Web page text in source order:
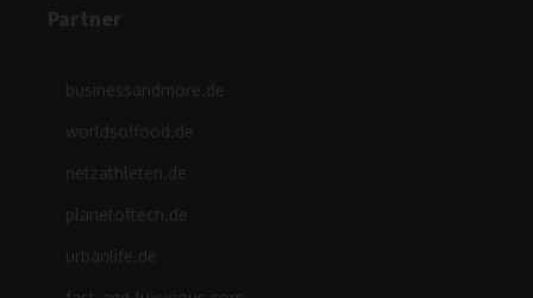
Partner
businessandmore.de
worldsoffood.de
netzathleten.de
planetoftech.de
urbanlife.de